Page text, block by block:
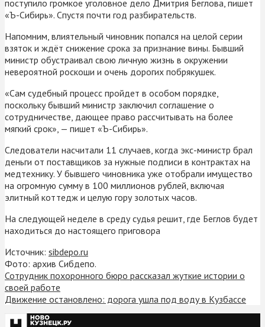
поступило громкое уголовное дело Дмитрия Беглова, пишет
«Ъ-Сибирь». Спустя почти год разбирательств.
Напомним, влиятельный чиновник попался на целой серии
взяток и ждёт снижение срока за признание вины. Бывший
министр обустраивал свою личную жизнь в окружении
невероятной роскоши и очень дорогих побрякушек.
«Сам судебный процесс пройдет в особом порядке,
поскольку бывший министр заключил соглашение о
сотрудничестве, дающее право рассчитывать на более
мягкий срок», — пишет «Ъ-Сибирь».
Следователи насчитали 11 случаев, когда экс-министр брал
деньги от поставщиков за нужные подписи в контрактах на
медтехнику. У бывшего чиновника уже отобрали имущество
на огромную сумму в 100 миллионов рублей, включая
элитный коттедж и целую гору золотых часов.
На следующей неделе в среду судья решит, где Беглов будет
находиться до настоящего приговора
Источник: sibdepo.ru
Фото: архив Сибдепо.
Сотрудник похоронного бюро рассказал жуткие истории о
своей работе
Движение остановлено: дорога ушла под воду в Кузбассе